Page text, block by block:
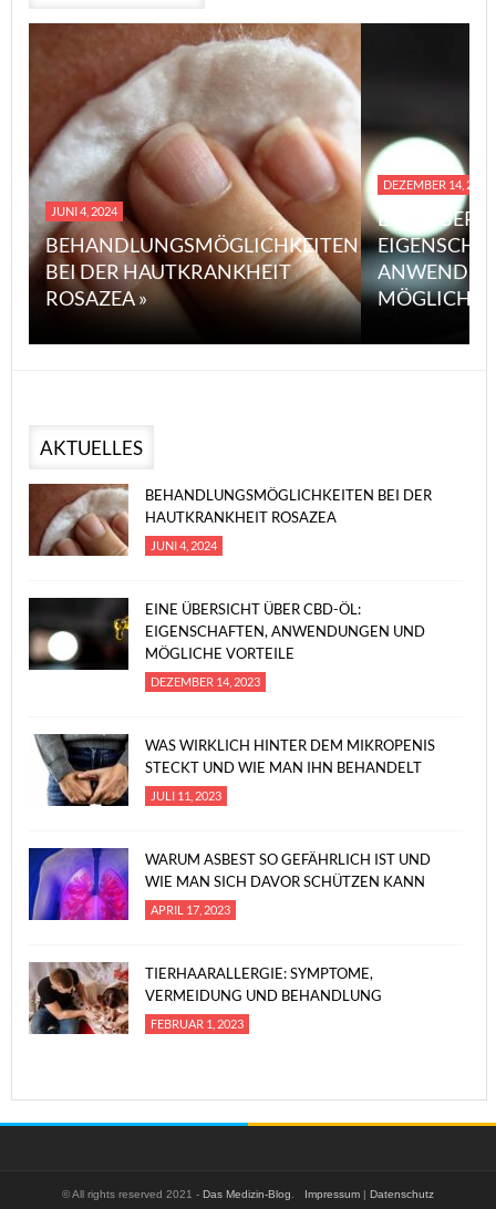
JUNI 4, 2024
BEHANDLUNGSMÖGLICHKEITEN
BEI DER HAUTKRANKHEIT
ROSAZEA »
DEZEMBER 14, 2023
EINE
MÖGLICHE
AKTUELLES
BEHANDLUNGSMÖGLICHKEITEN BEI DER
HAUTKRANKHEIT ROSAZEA
JUNI 4, 2024
EINE ÜBERSICHT ÜBER CBD-ÖL:
EIGENSCHAFTEN, ANWENDUNGEN UND
MÖGLICHE VORTEILE
DEZEMBER 14, 2023
WAS WIRKLICH HINTER DEM MIKROPENIS
STECKT UND WIE MAN IHN BEHANDELT
JULI 11, 2023
WARUM ASBEST SO GEFÄHRLICH IST UND
WIE MAN SICH DAVOR SCHÜTZEN KANN
APRIL 17, 2023
TIERHAARALLERGIE: SYMPTOME,
VERMEIDUNG UND BEHANDLUNG
FEBRUAR 1, 2023
© All rights reserved 2021 - Das Medizin-Blog Impressum | Datenschutz